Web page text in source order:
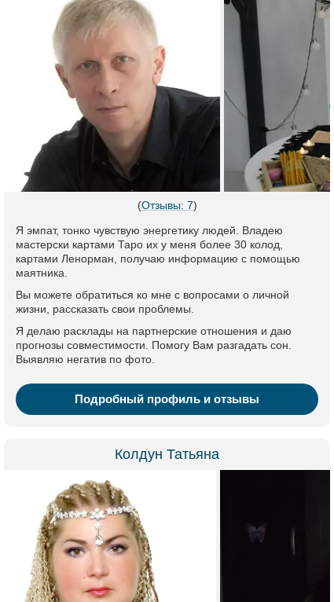
(Отзывы: 7)
Я эмпат, тонко чувствую энергетику людей. Владею
мастерски картами Таро их у меня более 30 колод,
картами Ленорман, получаю информацию с помощью
маятника.
Вы можете обратиться ко мне с вопросами о личной
жизни, рассказать свои проблемы.
Я делаю расклады на партнерские отношения и даю
прогнозы совместимости. Помогу Вам разгадать сон.
Выявляю негатив по фото.
Подробный профиль и отзывы
Колдун Татьяна